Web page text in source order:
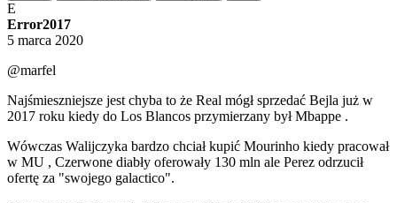
E
Error2017
5 marca 2020
@marfel
Najśmieszniejsze jest chyba to że Real mógł sprzedać Bejla już w
2017 roku kiedy do Los Blancos przymierzany był Mbappe .
Wówczas Walijczyka bardzo chciał kupić Mourinho kiedy pracował
w MU , Czerwone diabły oferowały 130 mln ale Perez odrzucił
ofertę za "swojego galactico".